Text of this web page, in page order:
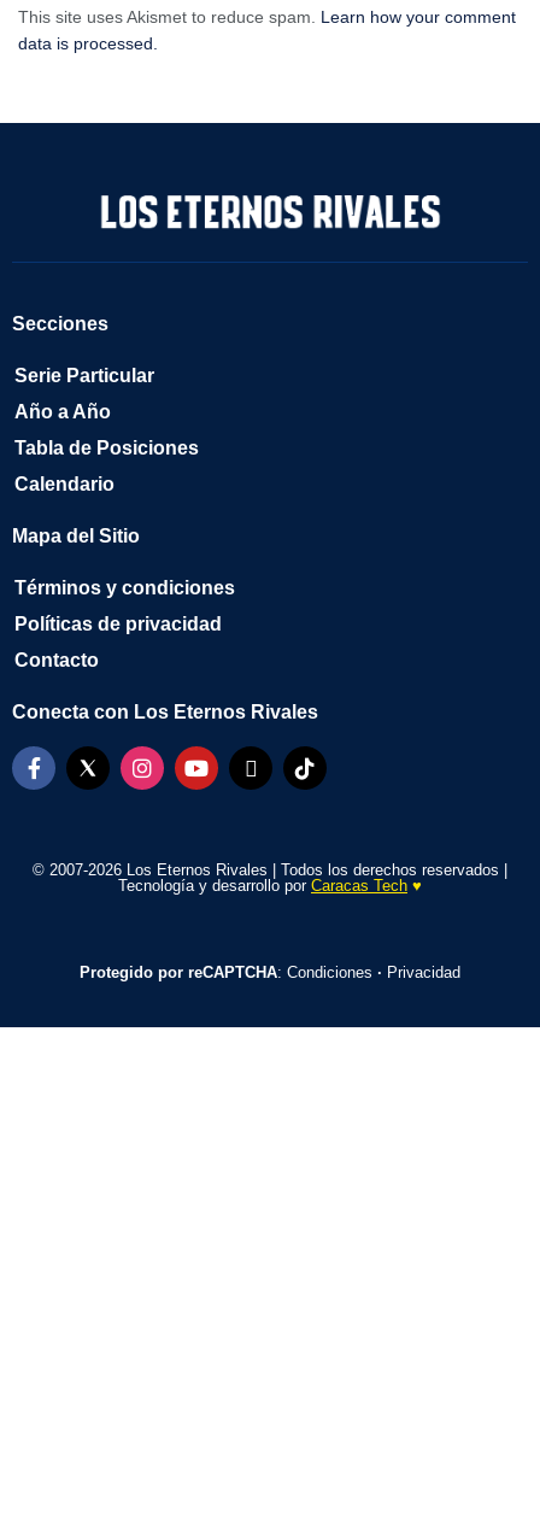
This site uses Akismet to reduce spam. Learn how your comment
data is processed.
Secciones
Serie Particular
Año a Año
Tabla de Posiciones
Calendario
Mapa del Sitio
Términos y condiciones
Políticas de privacidad
Contacto
Conecta con Los Eternos Rivales
© 2007-2026 Los Eternos Rivales | Todos los derechos reservados |
Tecnología y desarrollo por Caracas Tech ♥️
Protegido por reCAPTCHA: Condiciones · Privacidad